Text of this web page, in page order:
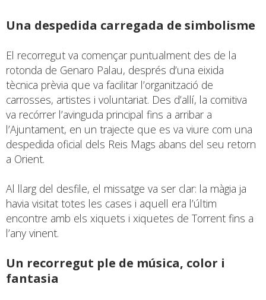
Una despedida carregada de simbolisme
El recorregut va començar puntualment des de la
rotonda de Genaro Palau, després d’una eixida
tècnica prèvia que va facilitar l’organització de
carrosses, artistes i voluntariat. Des d’allí, la comitiva
va recórrer l’avinguda principal fins a arribar a
l’Ajuntament, en un trajecte que es va viure com una
despedida oficial dels Reis Mags abans del seu retorn
a Orient.
Al llarg del desfile, el missatge va ser clar: la màgia ja
havia visitat totes les cases i aquell era l’últim
encontre amb els xiquets i xiquetes de Torrent fins a
l’any vinent.
Un recorregut ple de música, color i
fantasia